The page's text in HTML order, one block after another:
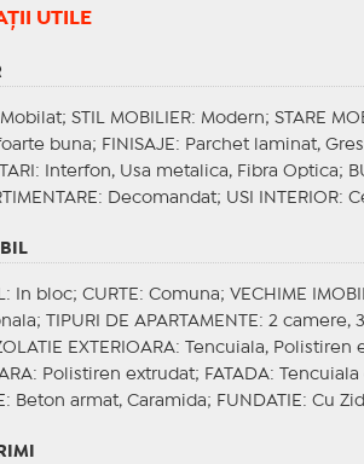
UTILE
STIL MOBILIER: Modern; STARE
buna; FINISAJE : Parchet laminat,
: Interfon, Usa metalica, Fibra Optica;
: Decomandat; USI INTERIOR:
: In bloc; CURTE : Comuna; VECHIME IMOBIL
TIPURI DE APARTAMENTE : 2 camere,
EXTERIOARA: Tencuiala, Polistiren
: Polistiren extrudat; FATADA:
: Beton armat, Caramida; FUNDATIE : Cu